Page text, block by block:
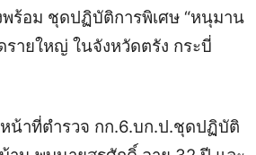
ร้อม ชุดปฏิบัติการพิเศษ “หนุมาน
รายใหญ่ ในจังหวัดตรัง กระบี่
น้าที่ตำรวจ กก.6.บก.ป.ชุดปฏิบัติ